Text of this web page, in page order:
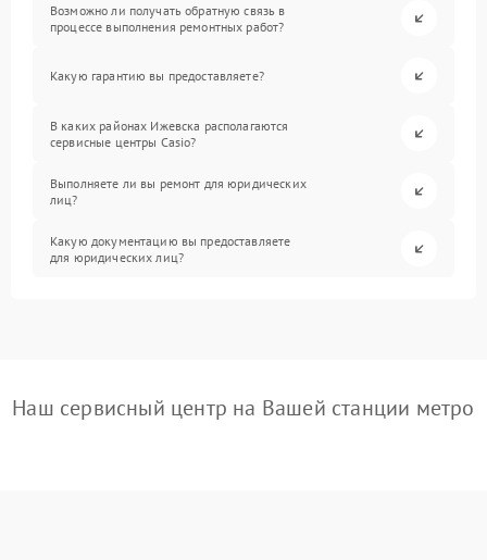
Возможно ли получать обратную связь в
процессе выполнения ремонтных работ?
Какую гарантию вы предоставляете?
В каких районах Ижевска располагаются
сервисные центры Casio?
Выполняете ли вы ремонт для юридических
лиц?
Какую документацию вы предоставляете
для юридических лиц?
Наш сервисный центр на Вашей станции метро